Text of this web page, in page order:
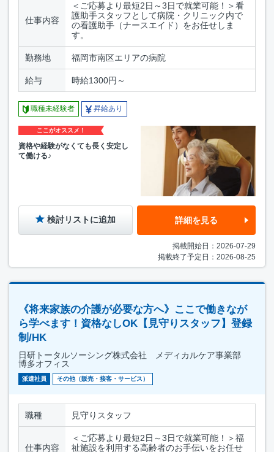
仕事内容
＜ご応募より最短2日～3日で就業可能！＞看
護助手スタッフとして病院・クリニック内で
の看護助手（ナースエイド）をお任せしま
す。
勤務地 福岡市南区エリアの病院
給与 時給1300円～
職種未経験者 昇給あり
ここがオススメ！
資格や経験がなくても長く安定し
て働ける♪
検討リストに追加 詳細を見る
掲載開始日：2026-07-29
掲載終了予定日：2026-08-25
《将来家族の介護が必要な方へ》ここで働きなが
ら学べます！資格なしOK【見守りスタッフ】登録
制/HK
日研トータルソーシング株式会社 メディカルケア事業部
博多オフィス
派遣社員 その他（販売・接客・サービス）
職種 見守りスタッフ
仕事内容
＜ご応募より最短2日～3日で就業可能！＞福
祉施設を利用する高齢者のお手伝いをお任せ